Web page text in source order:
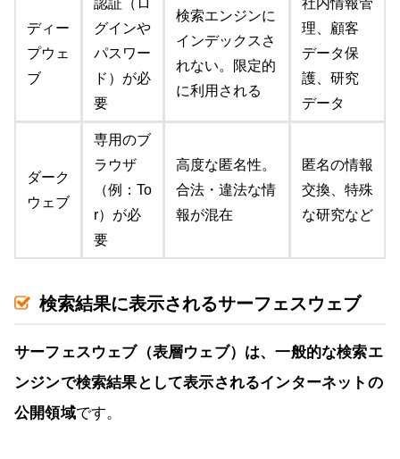
ディー
プウェ
ブ
認証（ロ
グインや
パスワー
ド）が必
要
検索エンジンに
インデックスさ
れない。限定的
に利用される
社内情報管
理、顧客
データ保
護、研究
データ
ダーク
ウェブ
専用のブ
ラウザ
（例：To
r）が必
要
高度な匿名性。
合法・違法な情
報が混在
匿名の情報
交換、特殊
な研究など
検索結果に表示されるサーフェスウェブ
サーフェスウェブ（表層ウェブ）は、一般的な検索エ
ンジンで検索結果として表示されるインターネットの
公開領域です。